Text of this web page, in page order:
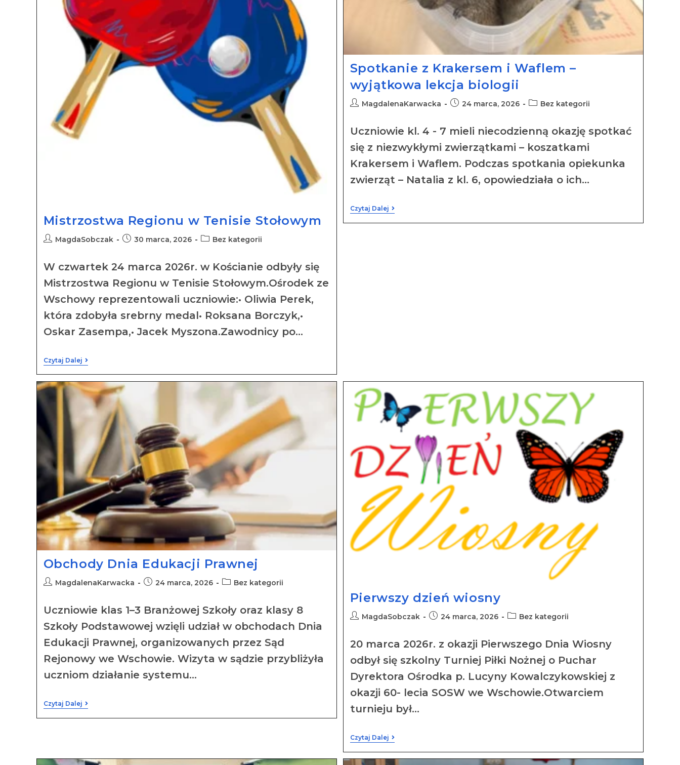
Mistrzostwa Regionu w Tenisie Stołowym
MagdaSobczak 30 marca, 2026 Bez kategorii
W czwartek 24 marca 2026r. w Kościanie odbyły się
Mistrzostwa Regionu w Tenisie Stołowym.Ośrodek ze
Wschowy reprezentowali uczniowie:• Oliwia Perek,
która zdobyła srebrny medal• Roksana Borczyk,•
Oskar Zasempa,• ⁠Jacek Myszona.Zawodnicy po…
Czytaj Dalej
Spotkanie z Krakersem i Waflem –
wyjątkowa lekcja biologii
MagdalenaKarwacka 24 marca, 2026 Bez kategorii
Uczniowie kl. 4 - 7 mieli niecodzienną okazję spotkać
się z niezwykłymi zwierzątkami – koszatkami
Krakersem i Waflem. Podczas spotkania opiekunka
zwierząt – Natalia z kl. 6, opowiedziała o ich…
Czytaj Dalej
Obchody Dnia Edukacji Prawnej
MagdalenaKarwacka 24 marca, 2026 Bez kategorii
Uczniowie klas 1–3 Branżowej Szkoły oraz klasy 8
Szkoły Podstawowej wzięli udział w obchodach Dnia
Edukacji Prawnej, organizowanych przez Sąd
Rejonowy we Wschowie. Wizyta w sądzie przybliżyła
uczniom działanie systemu…
Czytaj Dalej
Pierwszy dzień wiosny
MagdaSobczak 24 marca, 2026 Bez kategorii
20 marca 2026r. z okazji Pierwszego Dnia Wiosny
odbył się szkolny Turniej Piłki Nożnej o Puchar
Dyrektora Ośrodka p. Lucyny Kowalczykowskiej z
okazji 60- lecia SOSW we Wschowie.Otwarciem
turnieju był…
Czytaj Dalej